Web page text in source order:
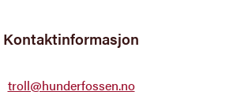
Kontaktinformasjon
troll@hunderfossen.no